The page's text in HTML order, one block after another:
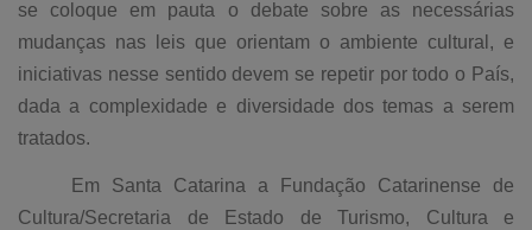
se coloque em pauta o debate sobre as necessárias
mudanças nas leis que orientam o ambiente cultural, e
iniciativas nesse sentido devem se repetir por todo o País,
dada a complexidade e diversidade dos temas a serem
tratados.
Em Santa Catarina a Fundação Catarinense de
Cultura/Secretaria de Estado de Turismo, Cultura e